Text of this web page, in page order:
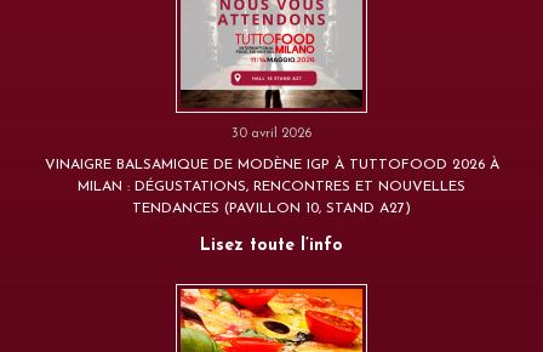
30 avril 2026
VINAIGRE BALSAMIQUE DE MODÈNE IGP À TUTTOFOOD 2026 À
MILAN : DÉGUSTATIONS, RENCONTRES ET NOUVELLES
TENDANCES (PAVILLON 10, STAND A27)
Lisez toute l’info